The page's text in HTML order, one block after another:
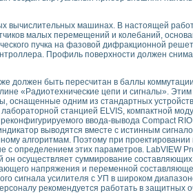
стробоскопического осциллографа и
средств измерений
параметров джиттера
модели импульсного сигнала
среде Lab VIEW 7.1
процессов в среде LabVIEW
электросопротивления (RRR)
колебаний в пространстве Ван Дер Поля
INSTEK
USB-6008
вычислительных машинах. В настоящей
малых перемещений и колебаний,
пучка на фазовой дифракционной
Профиль поверхности должен
должен быть пересчитан в баллы
«Радиотехнические цепи и сигналы». Этим
оснащенные одним из стандартных
станцией ELVIS, компактной
ввода-вывода Compact
выводятся вместе с истинным
алгоритмам. Поэтому при проектировании
с определением этих параметров. LabVIEW
осуществляет суммирование
напряжения и переменной
сигнала усилителя с УП в широком
рекомендуется работать в защитных